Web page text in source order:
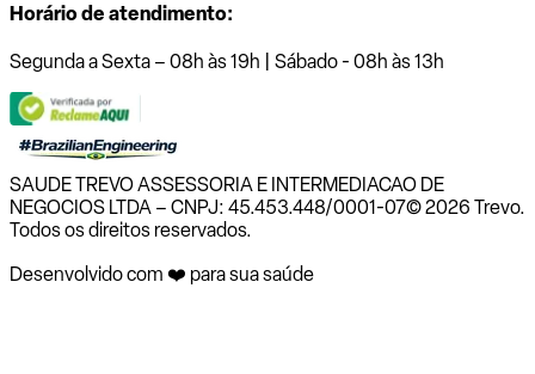
Horário de atendimento:
Segunda a Sexta – 08h às 19h | Sábado - 08h às 13h
SAUDE TREVO ASSESSORIA E INTERMEDIACAO DE
NEGOCIOS LTDA – CNPJ: 45.453.448/0001-07© 2026 Trevo.
Todos os direitos reservados.
Desenvolvido com ❤️ para sua saúde